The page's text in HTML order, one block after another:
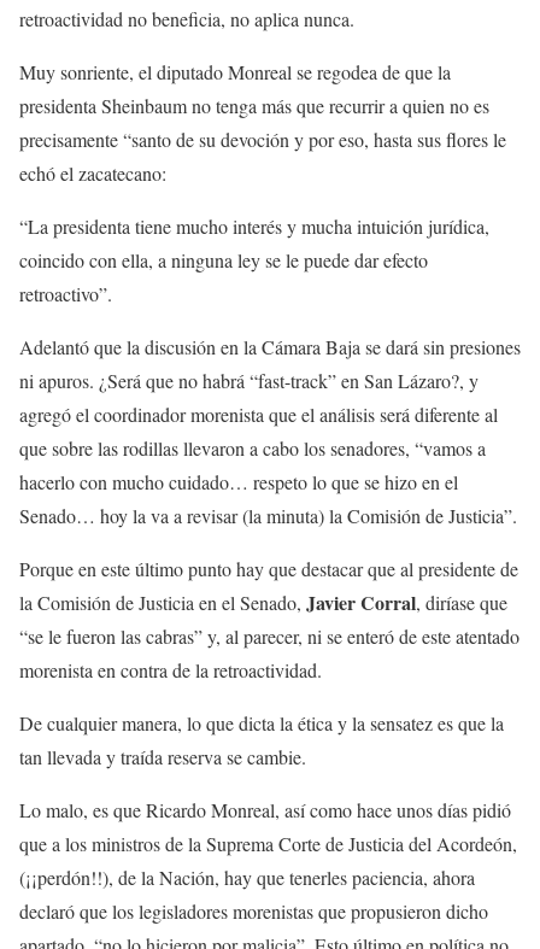
retroactividad no beneficia, no aplica nunca.
Muy sonriente, el diputado Monreal se regodea de que la
presidenta Sheinbaum no tenga más que recurrir a quien no es
precisamente “santo de su devoción y por eso, hasta sus flores le
echó el zacatecano:
“La presidenta tiene mucho interés y mucha intuición jurídica,
coincido con ella, a ninguna ley se le puede dar efecto
retroactivo”.
Adelantó que la discusión en la Cámara Baja se dará sin presiones
ni apuros. ¿Será que no habrá “fast-track” en San Lázaro?, y
agregó el coordinador morenista que el análisis será diferente al
que sobre las rodillas llevaron a cabo los senadores, “vamos a
hacerlo con mucho cuidado… respeto lo que se hizo en el
Senado… hoy la va a revisar (la minuta) la Comisión de Justicia”.
Porque en este último punto hay que destacar que al presidente de
la Comisión de Justicia en el Senado, Javier Corral, diríase que
“se le fueron las cabras” y, al parecer, ni se enteró de este atentado
morenista en contra de la retroactividad.
De cualquier manera, lo que dicta la ética y la sensatez es que la
tan llevada y traída reserva se cambie.
Lo malo, es que Ricardo Monreal, así como hace unos días pidió
que a los ministros de la Suprema Corte de Justicia del Acordeón,
(¡¡perdón!!), de la Nación, hay que tenerles paciencia, ahora
declaró que los legisladores morenistas que propusieron dicho